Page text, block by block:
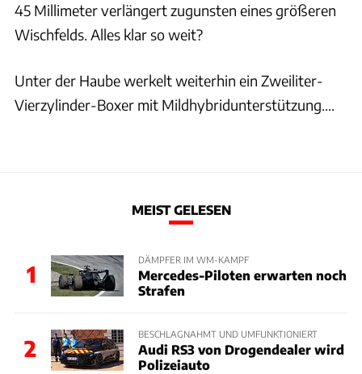
45 Millimeter verlängert zugunsten eines größeren
Wischfelds. Alles klar so weit?
Unter der Haube werkelt weiterhin ein Zweiliter-
Vierzylinder-Boxer mit Mildhybridunterstützung....
MEIST GELESEN
1
DÄMPFER IM WM-KAMPF
Mercedes-Piloten erwarten noch
Strafen
2
BESCHLAGNAHMT UND UMFUNKTIONIERT
Audi RS3 von Drogendealer wird
Polizeiauto